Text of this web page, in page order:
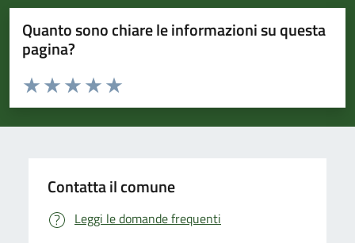
Quanto sono chiare le informazioni su questa
pagina?
Valuta da 1 a 5 stelle la pagina
Valuta 5 stelle su 5
Valuta 4 stelle su 5
Valuta 3 stelle su 5
Valuta 2 stelle su 5
Valuta 1 stelle su 5
Contatta il comune
Leggi le domande frequenti